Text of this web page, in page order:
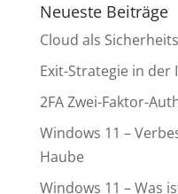
Neueste Beiträge
Cloud als
Exit-Strategie in der
2FA Zwei-Faktor-
Windows 11 –
Haube
Windows 11 – Was